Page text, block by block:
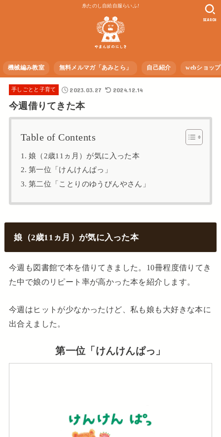
糸たのし自給自服らいふ!
機械編み教室 無料メルマガ「あみとら」 自己紹介 webショップ
SEARCH
手しごとと子育て 2023.03.27 2024.12.14
今週借りてきた本
Table of Contents
娘（2歳11ヵ月）が気に入った本
第一位「けんけんぱっ」
第二位「ことりのゆうびんやさん」
娘（2歳11ヵ月）が気に入った本
今週も図書館で本を借りてきました。10冊程度借りてき
た中で娘のリピート率が高かった本を紹介します。
今週はヒットが少なかったけど、私も娘も大好きな本に
出合えました。
第一位「けんけんぱっ」